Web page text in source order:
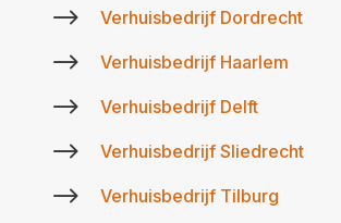
$ Verhuisbedrijf Dordrecht
$ Verhuisbedrijf Haarlem
$ Verhuisbedrijf Delft
$ Verhuisbedrijf Sliedrecht
$ Verhuisbedrijf Tilburg